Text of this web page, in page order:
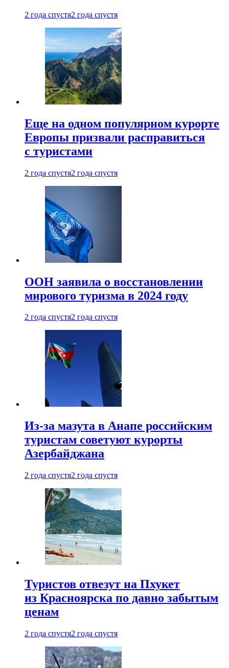
2 года спустя2 года спустя
Еще на одном популярном курорте
Европы призвали расправиться
с туристами
2 года спустя2 года спустя
ООН заявила о восстановлении
мирового туризма в 2024 году
2 года спустя2 года спустя
Из-за мазута в Анапе российским
туристам советуют курорты
Азербайджана
2 года спустя2 года спустя
Туристов отвезут на Пхукет
из Красноярска по давно забытым
ценам
2 года спустя2 года спустя